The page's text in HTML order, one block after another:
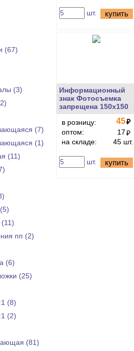
(67)
(3)
(7)
(1)
(11)
пп (2)
(6)
(25)
(8)
(2)
(81)
шт. купить
Информационный
знак Фотосъемка
запрещена 150х150
в розницу:
45₽
оптом:
17₽
на складе:
45 шт.
шт. купить